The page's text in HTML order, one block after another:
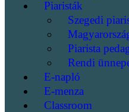
Piaristák
Szegedi
Piarista
Rendi
E-napló
E-menza
Classroom